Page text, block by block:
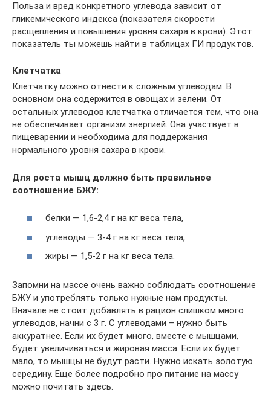
Польза и вред конкретного углевода зависит от
гликемического индекса (показателя скорости
расщепления и повышения уровня сахара в крови). Этот
показатель ты можешь найти в таблицах ГИ продуктов.
Клетчатка
Клетчатку можно отнести к сложным углеводам. В
основном она содержится в овощах и зелени. От
остальных углеводов клетчатка отличается тем, что она
не обеспечивает организм энергией. Она участвует в
пищеварении и необходима для поддержания
нормального уровня сахара в крови.
Для роста мышц должно быть правильное
соотношение БЖУ:
белки — 1,6-2,4 г на кг веса тела,
углеводы — 3-4 г на кг веса тела,
жиры — 1,5-2 г на кг веса тела.
Запомни на массе очень важно соблюдать соотношение
БЖУ и употреблять только нужные нам продукты.
Вначале не стоит добавлять в рацион слишком много
углеводов, начни с 3 г. С углеводами – нужно быть
аккуратнее. Если их будет много, вместе с мышцами,
будет увеличиваться и жировая масса. Если их будет
мало, то мышцы не будут расти. Нужно искать золотую
середину. Еще более подробно про питание на массу
можно почитать здесь.